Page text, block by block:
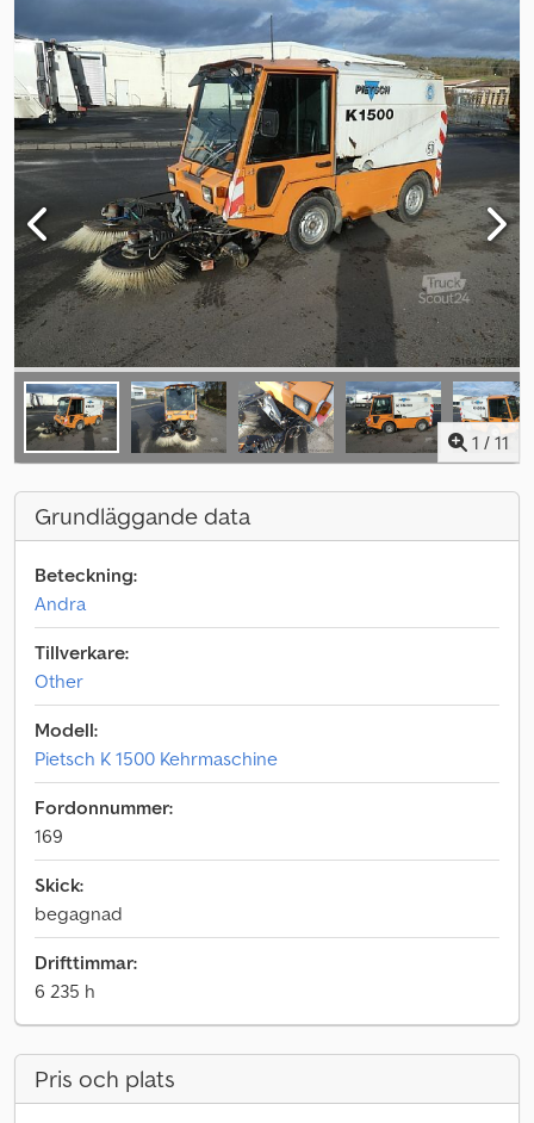
1 / 11
Grundläggande data
Beteckning:
Andra
Tillverkare:
Other
Modell:
Pietsch K 1500 Kehrmaschine
Fordonnummer:
169
Skick:
begagnad
Drifttimmar:
6 235 h
Pris och plats